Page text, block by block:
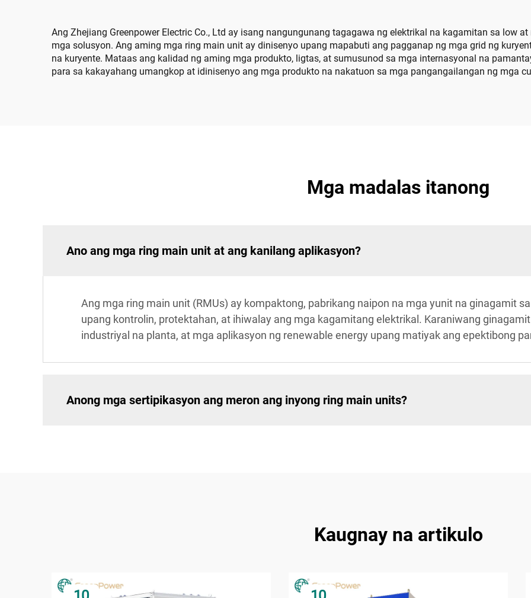
Ang Zhejiang Greenpower Electric Co., Ltd ay isang nangungunang tagagawa ng elektrikal na kagamitan sa low
mga solusyon. Ang aming mga ring main unit ay dinisenyo upang mapabuti ang pagganap ng mga grid ng
na kuryente. Mataas ang kalidad ng aming mga produkto, ligtas, at sumusunod sa mga internasyonal na
para sa kakayahang umangkop at idinisenyo ang mga produkto na nakatuon sa mga pangangailangan ng mga
Mga madalas itanong
Ano ang mga ring main unit at ang kanilang aplikasyon?
Ang mga ring main unit (RMUs) ay kompaktong, pabrikang naipon na mga yunit na ginagamit
upang kontrolin, protektahan, at ihiwalay ang mga kagamitang elektrikal. Karaniwang
industriyal na planta, at mga aplikasyon ng renewable energy upang matiyak ang epektibong
Anong mga sertipikasyon ang meron ang inyong ring main units?
Kaugnay na artikulo